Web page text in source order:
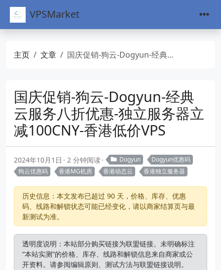
VPSMarket
主页 文章 国庆促销-狗云-Dogyun-经典云服务八折优惠-独立服务器立减100CNY-香港低价VPS
国庆促销-狗云-Dogyun-经典
云服务八折优惠-独立服务器立
减100CNY-香港低价VPS
2024年10月1日 2 分钟阅读 Dogyun
Dogyun优惠码
狗云优惠码
香港MG机房 香港动态云 香港独立服务器
历史信息：本文发布已超过 90 天，价格、库存、优惠
码、线路和解锁状态可能已经变化，请以商家结算页与最
新测试为准。
透明度说明：本站部分购买链接为联盟链接。未明确标注
“本站实测”的价格、库存、线路和解锁信息来自商家或公
开资料。请参阅编辑原则、 测试方法与联盟链接说明。